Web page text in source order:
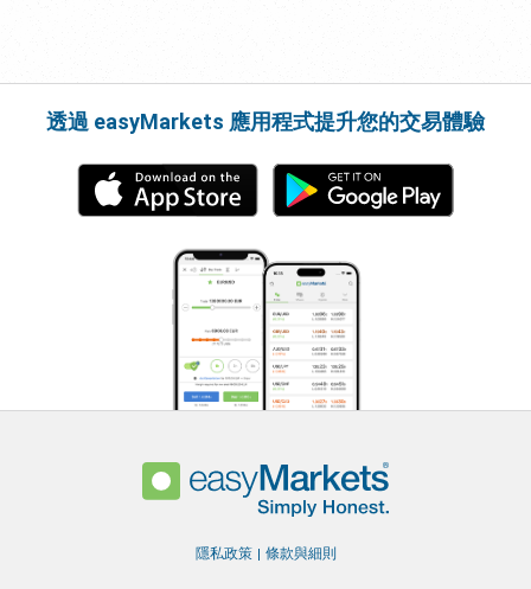
透過 easyMarkets 應用程式提升您的交易體驗
隱私政策 條款與細則